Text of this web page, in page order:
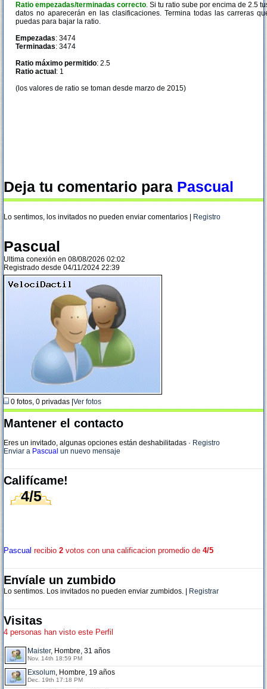
Ratio empezadas/terminadas correcto. Si tu ratio sube por encima de 2.5
datos no aparecerán en las clasificaciones. Termina todas las carreras
puedas para bajar la ratio.
Empezadas: 3474
Terminadas: 3474
Ratio máximo permitido: 2.5
Ratio actual : 1
(los valores de ratio se toman desde marzo de 2015)
Deja tu comentario para Pascual
Lo sentimos, los invitados no pueden enviar comentarios | Registro
Pascual
Ultima conexión en 08/08/2026 02:02
Registrado desde 04/11/2024 22:39
0 fotos, 0 privadas | Ver fotos
Mantener el contacto
Eres un invitado, algunas opciones están deshabilitadas · Registro
Enviar a Pascual un nuevo mensaje
Califícame!
4/5
Pascual recibio 2 votos con una calificacion promedio de 4/5
Envíale un zumbido
Lo sentimos. Los invitados no pueden enviar zumbidos. | Registrar
Visitas
4 personas han visto este Perfil
Maister, Hombre, 31 años
Nov. 14th 18:59 PM
Exsolum, Hombre, 19 años
Dec. 19th 17:18 PM